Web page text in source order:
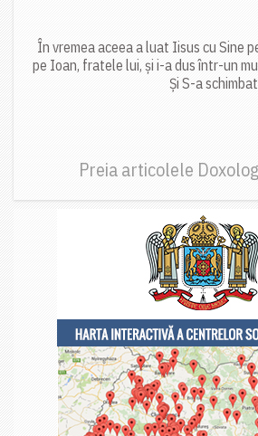
În vremea aceea a luat Iisus cu Sine
pe Ioan, fratele lui, și i-a dus într-un
Și S-a
Preia articolele